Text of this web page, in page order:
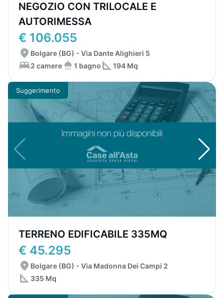
NEGOZIO CON TRILOCALE E
AUTORIMESSA
€ 106.055
Bolgare (BG) - Via Dante Alighieri 5
2 camere
1 bagno 194 Mq
Suggerimento
TERRENO EDIFICABILE 335MQ
€ 45.295
Bolgare (BG) - Via Madonna Dei Campi 2
335 Mq